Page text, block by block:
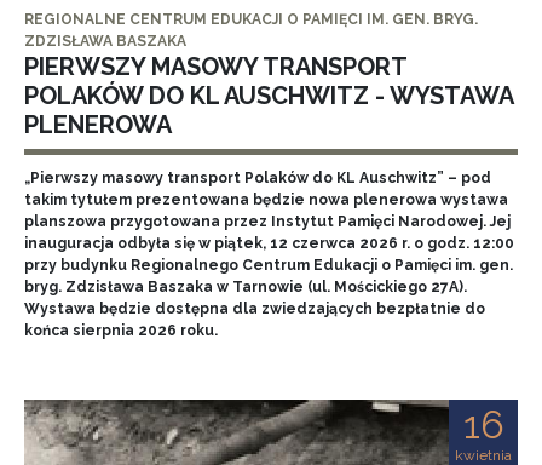
REGIONALNE CENTRUM EDUKACJI O PAMIĘCI IM. GEN. BRYG.
ZDZISŁAWA BASZAKA
PIERWSZY MASOWY TRANSPORT
POLAKÓW DO KL AUSCHWITZ - WYSTAWA
PLENEROWA
„Pierwszy masowy transport Polaków do KL Auschwitz” – pod
takim tytułem prezentowana będzie nowa plenerowa wystawa
planszowa przygotowana przez Instytut Pamięci Narodowej. Jej
inauguracja odbyła się w piątek, 12 czerwca 2026 r. o godz. 12:00
przy budynku Regionalnego Centrum Edukacji o Pamięci im. gen.
bryg. Zdzisława Baszaka w Tarnowie (ul. Mościckiego 27A).
Wystawa będzie dostępna dla zwiedzających bezpłatnie do
końca sierpnia 2026 roku.
16
kwietnia